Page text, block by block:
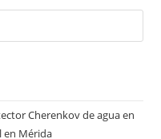
Cherenkov de agua en
en Mérida